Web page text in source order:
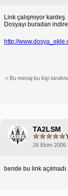
Link çalışmıyor kardeş.
Dosyayı buradan
http://
< Bu mesaj bu kişi
TA2LSM
26 Ekim 2006
bende bu link